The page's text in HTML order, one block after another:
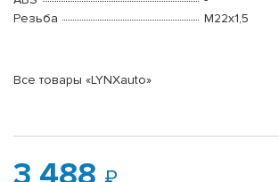
Резьба
М22x1,5
Все товары «LYNXauto»